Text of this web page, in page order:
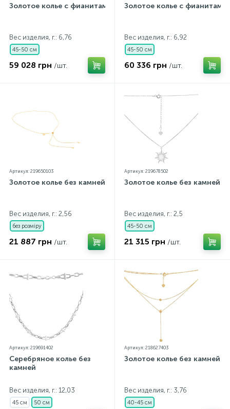
Золотое колье с фианитами
Вес изделия, г.: 6,76
45-50 см
59 028 грн /шт.
Золотое колье с фианитами
Вес изделия, г.: 6,92
45-50 см
60 336 грн /шт.
Артикул: 219650103
Золотое колье без камней
Вес изделия, г.: 2,56
без розміру
21 887 грн /шт.
Артикул: 219678502
Золотое колье без камней
Вес изделия, г.: 2,5
45-50 см
21 315 грн /шт.
Артикул: 219691402
Серебряное колье без
камней
Вес изделия, г.: 12,03
45 см 50 см
Артикул: 218627403
Золотое колье без камней
Вес изделия, г.: 3,76
40-45 см